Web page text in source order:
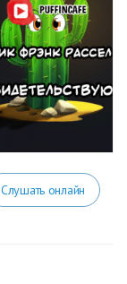
Слушать онлайн